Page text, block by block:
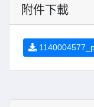
附件下載